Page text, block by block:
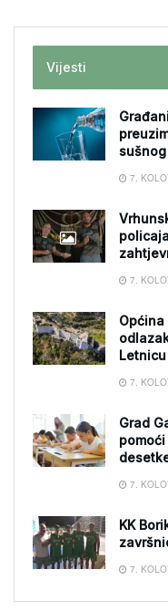
Vijesti
7.
7.
Letnicu
7.
Grad
7.
KK
7.